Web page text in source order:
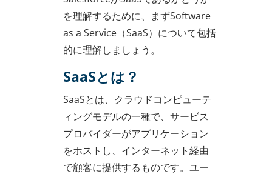
を理解するために、まずSoftware
as a Service（SaaS）について包括
的に理解しましょう。
SaaSとは？
SaaSとは、クラウドコンピューテ
ィングモデルの一種で、サービス
プロバイダーがアプリケーション
をホストし、インターネット経由
で顧客に提供するものです。ユー